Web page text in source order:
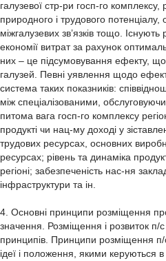
4. Основні принципи розміщення
значення. Розміщення і розвиток п/
принципів. Принципи розміщення п/
ідеї і положення, якими керуються в